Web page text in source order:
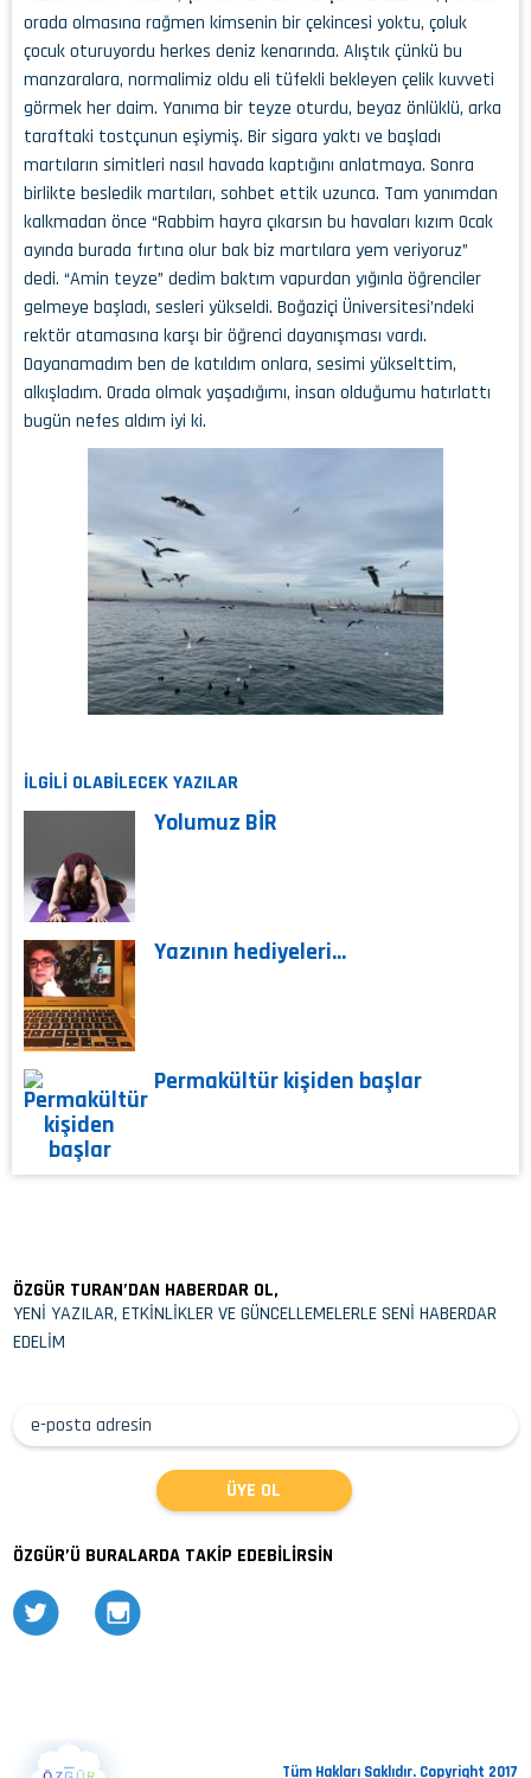
orada olmasına rağmen kimsenin bir çekincesi yoktu, çoluk
çocuk oturuyordu herkes deniz kenarında. Alıştık çünkü bu
manzaralara, normalimiz oldu eli tüfekli bekleyen çelik kuvveti
görmek her daim. Yanıma bir teyze oturdu, beyaz önlüklü, arka
taraftaki tostçunun eşiymiş. Bir sigara yaktı ve başladı
martıların simitleri nasıl havada kaptığını anlatmaya. Sonra
birlikte besledik martıları, sohbet ettik uzunca. Tam yanımdan
kalkmadan önce “Rabbim hayra çıkarsın bu havaları kızım Ocak
ayında burada fırtına olur bak biz martılara yem veriyoruz”
dedi. “Amin teyze” dedim baktım vapurdan yığınla öğrenciler
gelmeye başladı, sesleri yükseldi. Boğaziçi Üniversitesi’ndeki
rektör atamasına karşı bir öğrenci dayanışması vardı.
Dayanamadım ben de katıldım onlara, sesimi yükselttim,
alkışladım. Orada olmak yaşadığımı, insan olduğumu hatırlattı
bugün nefes aldım iyi ki.
İLGİLİ OLABİLECEK YAZILAR
Yolumuz BİR
Yazının hediyeleri…
Permakültür kişiden başlar
ÖZGÜR TURAN’DAN HABERDAR OL,
YENİ YAZILAR, ETKİNLİKLER VE GÜNCELLEMELERLE SENİ HABERDAR
EDELİM
ÖZGÜR’Ü BURALARDA TAKİP EDEBİLİRSİN
Tüm Hakları Saklıdır. Copyright 2017